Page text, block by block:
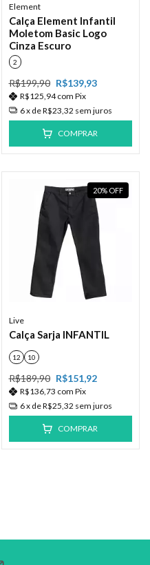
Element
Calça Element Infantil
Moletom Basic Logo
Cinza Escuro
2
R$199,90 R$139,93
R$125,94com Pix
6x deR$23,32 sem juros
COMPRAR
20% OFF
Live
Calça Sarja INFANTIL
12 10
R$189,90 R$151,92
R$136,73 com Pix
6x deR$25,32 sem juros
COMPRAR